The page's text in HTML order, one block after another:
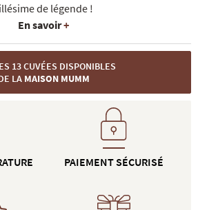
de légende !
En savoir+
13 CUVÉES DISPONIBLES
LA MAISON MUMM
PAIEMENT SÉCURISÉ